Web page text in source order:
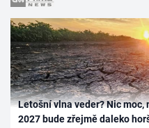
Letošní vlna veder? Nic
2027 bude zřejmě daleko